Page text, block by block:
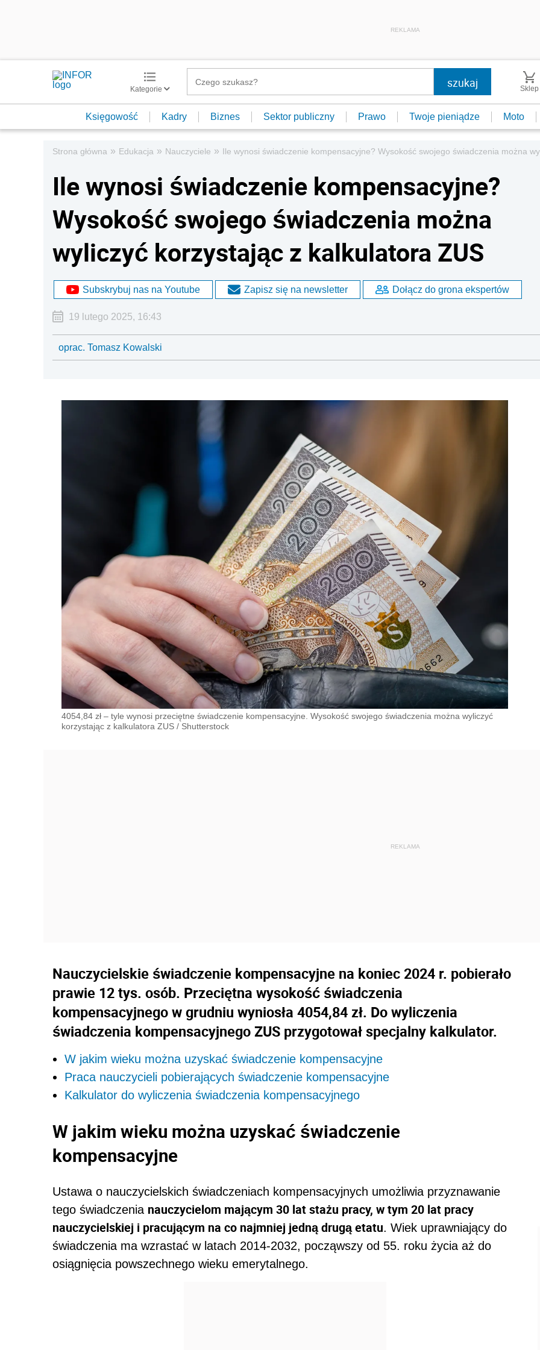
REKLAMA
Kategorie Sklep
Księgowość Kadry Biznes Sektor publiczny Prawo Twoje pieniądze Moto
Strona główna » Edukacja » Nauczyciele » Ile wynosi świadczenie kompensacyjne? Wysokość swojego świadczenia można
Ile wynosi świadczenie kompensacyjne?
Wysokość swojego świadczenia można
wyliczyć korzystając z kalkulatora ZUS
Subskrybuj nas na Youtube Zapisz się na newsletter Dołącz do grona ekspertów
19 lutego 2025, 16:43
oprac. Tomasz Kowalski
4054,84 zł – tyle wynosi przeciętne świadczenie kompensacyjne. Wysokość swojego świadczenia można wyliczyć
korzystając z kalkulatora ZUS / Shutterstock
Nauczycielskie świadczenie kompensacyjne na koniec 2024 r. pobierało
prawie 12 tys. osób. Przeciętna wysokość świadczenia
kompensacyjnego w grudniu wyniosła 4054,84 zł. Do wyliczenia
świadczenia kompensacyjnego ZUS przygotował specjalny kalkulator.
W jakim wieku można uzyskać świadczenie kompensacyjne
Praca nauczycieli pobierających świadczenie kompensacyjne
Kalkulator do wyliczenia świadczenia kompensacyjnego
W jakim wieku można uzyskać świadczenie
kompensacyjne
Ustawa o nauczycielskich świadczeniach kompensacyjnych umożliwia przyznawanie
tego świadczenia nauczycielom mającym 30 lat stażu pracy, w tym 20 lat pracy
nauczycielskiej i pracującym na co najmniej jedną drugą etatu. Wiek uprawniający do
świadczenia ma wzrastać w latach 2014-2032, począwszy od 55. roku życia aż do
osiągnięcia powszechnego wieku emerytalnego.